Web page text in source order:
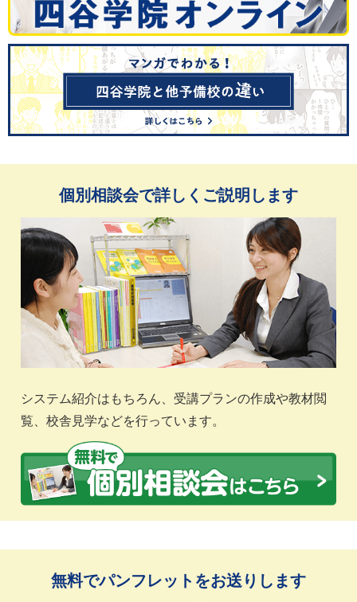
個別相談会で詳しくご説明します
システム紹介はもちろん、受講プランの作成や教材閲
覧、校舎見学などを行っています。
無料でパンフレットをお送りします